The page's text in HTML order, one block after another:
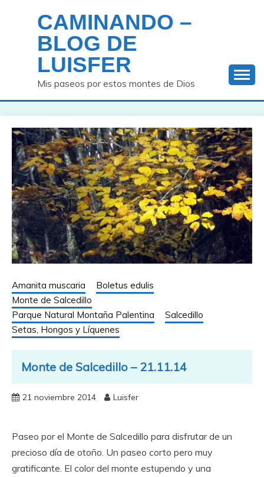
contenido
CAMINANDO –
BLOG DE
LUISFER
Mis paseos por estos montes de Dios
Amanita muscaria
Boletus edulis
Monte de Salcedillo
Parque Natural Montaña Palentina
Salcedillo
Setas, Hongos y Líquenes
Monte de Salcedillo – 21.11.14
21 noviembre 2014 Luisfer
Paseo por el Monte de Salcedillo para disfrutar de un
precioso día de otoño. Un paseo corto pero muy
gratificante. El color del monte estupendo y una